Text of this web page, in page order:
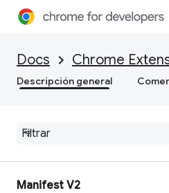
Docs Chrome
Descripción general
Manifest V2